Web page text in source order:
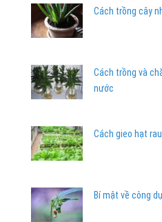
Cách trồng cây
Cách trồng và
nước
Cách gieo hạt
Bí mật về công